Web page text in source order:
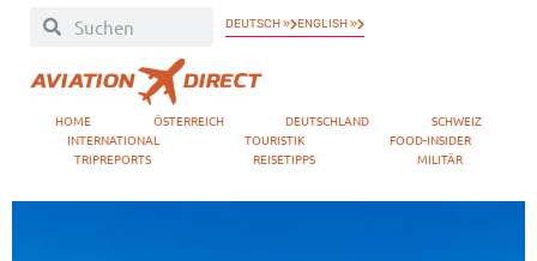
DEUTSCH » ENGLISH »
HOME ÖSTERREICH DEUTSCHLAND
SCHWEIZ
INTERNATIONAL
TOURISTIK
FOOD-INSIDER
TRIPREPORTS
REISETIPPS MILITÄR